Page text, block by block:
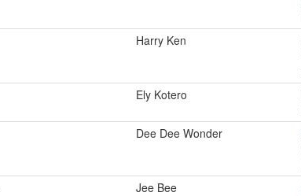
Harry Ken
Ely Kotero
Dee Dee Wonder
Jee Bee